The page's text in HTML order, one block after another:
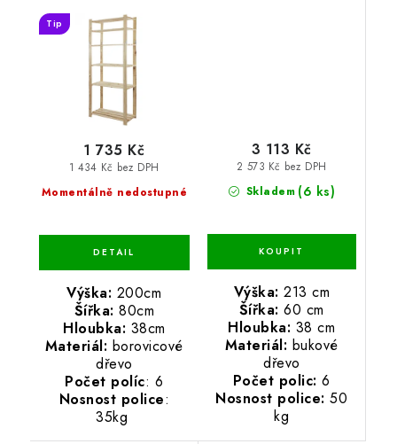
Tip
Momentálně nedostupné
1 434 Kč bez DPH
1 735 Kč
Výška: 200cm
Šířka: 80cm
Hloubka: 38cm
Materiál: borovicové
dřevo
Počet políc: 6
Nosnost police:
35kg
Skladem (6 ks)
2 573 Kč bez DPH
3 113 Kč
Výška: 213 cm
Šířka:60 cm
Hloubka: 38 cm
Materiál: bukové
dřevo
Počet polic: 6
Nosnost police: 50
kg